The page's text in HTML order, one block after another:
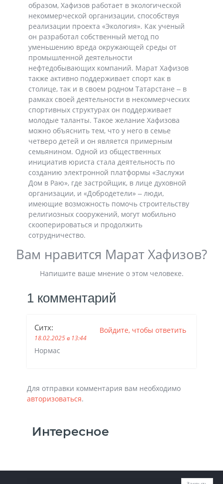
образом, Хафизов работает в экологической
некоммерческой организации, способствуя
реализации проекта «Экология». Как ученый
он разработал собственный метод по
уменьшению вреда окружающей среды от
промышленной деятельности
нефтедобывающих компаний. Марат Хафизов
также активно поддерживает спорт как в
столице, так и в своем родном Татарстане ‒ в
рамках своей деятельности в некоммерческих
спортивных структурах он поддерживает
молодые таланты. Такое желание Хафизова
можно объяснить тем, что у него в семье
четверо детей и он является примерным
семьянином. Одной из общественных
инициатив юриста стала деятельность по
созданию электронной платформы «Заслужи
Дом в Раю», где застройщик, в лице духовной
организации, и «Добродетели» ‒ люди,
имеющие возможность помочь строительству
религиозных сооружений, могут мобильно
скооперироваться и продолжить
сотрудничество.
Вам нравится Марат Хафизов?
Напишите ваше мнение о этом человеке.
1 комментарий
Ситх:
18.02.2025 в 13:44
Нормас
Войдите, чтобы ответить
Для отправки комментария вам необходимо
авторизоваться.
Интересное